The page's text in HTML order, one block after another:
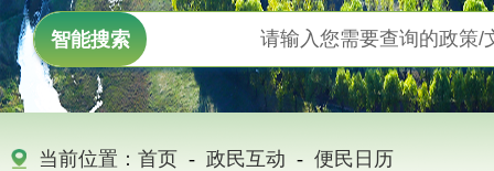
智能搜索
当前位置： 首页 - 政民互动 - 便民日历